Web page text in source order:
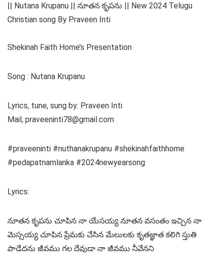
|| Nutana Krupanu || నూతన కృపను || New 2024 Telugu
Christian song By Praveen Inti
Shekinah Faith Home’s Presentation
Song : Nutana Krupanu
Lyrics, tune, sung by: Praveen Inti
Mail; praveeninti78@gmail.com
#praveeninti #nuthanakrupanu #shekinahfaithhome
#pedapatnamlanka #2024newyearsong
Lyrics:
నూతన కృపను చూపిన నా యేసయ్య నూతన వసంతం ఇచ్చిన నా
మెస్సయ్య చూపిన ప్రేమకు చేసిన మేలులకు కృతజ్ఞాత కలిగి స్తుతి
పాడేదను జీవము గల దేవుడా నా జీవము నీవేనని